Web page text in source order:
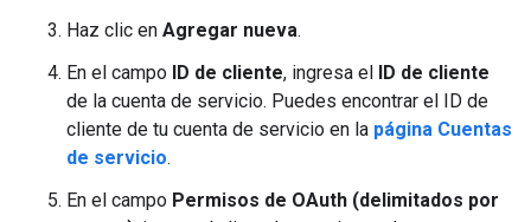
Haz clic en Agregar nueva.
En el campo ID de cliente, ingresa el ID de cliente
de la cuenta de servicio. Puedes encontrar el ID de
cliente de tu cuenta de servicio en la página Cuentas
de servicio.
En el campo Permisos de OAuth (delimitados por